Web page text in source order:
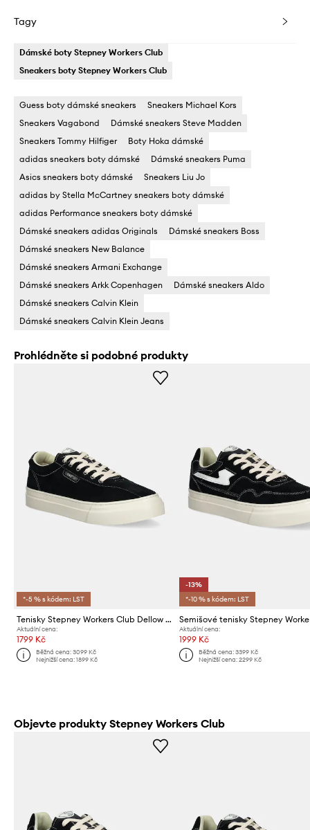
Tagy
Dámské boty Stepney Workers Club
Sneakers boty Stepney Workers Club
Guess boty dámské sneakers
Sneakers Michael Kors
Sneakers Vagabond
Dámské sneakers Steve Madden
Sneakers Tommy Hilfiger
Boty Hoka dámské
adidas sneakers boty dámské
Dámské sneakers Puma
Asics sneakers boty dámské
Sneakers Liu Jo
adidas by Stella McCartney sneakers boty dámské
adidas Performance sneakers boty dámské
Dámské sneakers adidas Originals
Dámské sneakers Boss
Dámské sneakers New Balance
Dámské sneakers Armani Exchange
Dámské sneakers Arkk Copenhagen
Dámské sneakers Aldo
Dámské sneakers Calvin Klein
Dámské sneakers Calvin Klein Jeans
Prohlédněte si podobné produkty
*-5 % s kódem: LST
Tenisky Stepney Workers Club Dellow 02 Cup Suede
Aktuální cena:
1799 Kč
Běžná cena:3099 Kč
Nejnižší cena:1899 Kč
-13%
*-10 % s kódem: LST
Aktuální cena:
1999 Kč
Běžná cena: 3399 Kč
Nejnižší cena: 2299 Kč
Objevte produkty Stepney Workers Club